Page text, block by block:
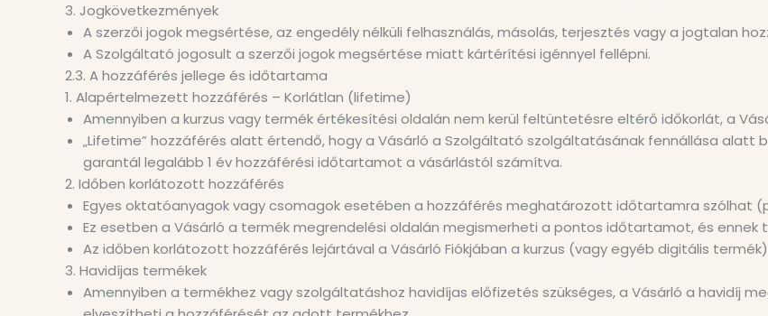
3. Jogkövetkezmények
A szerzői jogok megsértése, az engedély nélküli felhasználás, másolás, terjesztés vagy a jogtalan
A Szolgáltató jogosult a szerzői jogok megsértése miatt kártérítési igénnyel fellépni.
2.3. A hozzáférés jellege és időtartama
1. Alapértelmezett hozzáférés – Korlátlan (lifetime)
Amennyiben a kurzus vagy termék értékesítési oldalán nem kerül feltüntetésre eltérő időkorlát, a
„Lifetime” hozzáférés alatt értendő, hogy a Vásárló a Szolgáltató szolgáltatásának fennállása alatt
garantál legalább 1 év hozzáférési időtartamot a vásárlástól számítva.
2. Időben korlátozott hozzáférés
Egyes oktatóanyagok vagy csomagok esetében a hozzáférés meghatározott időtartamra szólhat
Ez esetben a Vásárló a termék megrendelési oldalán megismerheti a pontos időtartamot, és
Az időben korlátozott hozzáférés lejártával a Vásárló Fiókjában a kurzus (vagy egyéb digitális
3. Havidíjas termékek
Amennyiben a termékhez vagy szolgáltatáshoz havidíjas előfizetés szükséges, a Vásárló a havidíj